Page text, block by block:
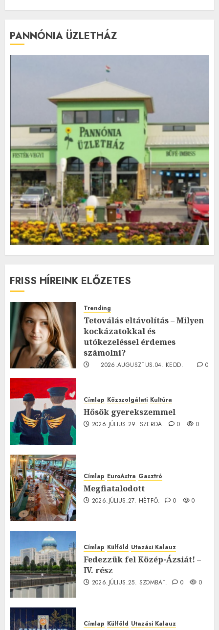
PANNÓNIA ÜZLETHÁZ
FRISS HÍREINK ELŐZETES
Trending
Tetoválás eltávolítás – Milyen
kockázatokkal és
utókezeléssel érdemes
számolni?
2026.AUGUSZTUS.04. KEDD.
0
Címlap Közszolgálati Kultúra
Hősök gyerekszemmel
2026.JÚLIUS.29. SZERDA. 0 0
Címlap EuroAstra Gasztró
Megfiatalodott
2026.JÚLIUS.27. HÉTFŐ. 0 0
Címlap Külföld Utazási Kalauz
Fedezzük fel Közép-Ázsiát! –
IV. rész
2026.JÚLIUS.25. SZOMBAT. 0 0
Címlap Külföld Utazási Kalauz